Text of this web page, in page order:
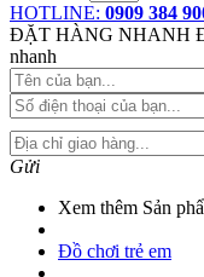
HOTLINE: 0909 384
ĐẶT HÀNG NHANH
nhanh
Gửi
Xem thêm Sản
Đồ chơi trẻ em